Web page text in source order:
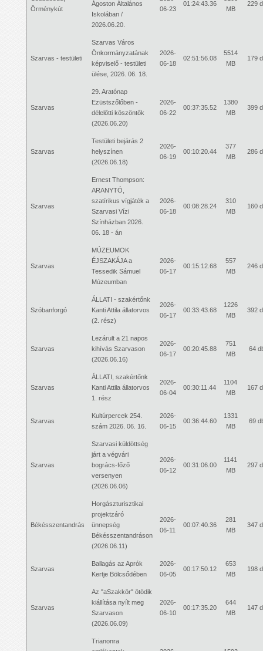
Örménykút
Ágoston Általános
Iskolában /
2026.06.20.
06-23
01:24:43.36
MB
229
Szarvas - testületi
Szarvas Város
Önkormányzatának
képviselő - testületi
ülése, 2026. 06. 18.
2026-
06-18
02:51:56.08
5514
MB
179
Szarvas
29. Aratónap
Ezüstszőlőben -
délelőtti köszöntők
(2026.06.20)
2026-
06-22
00:37:35.52
1380
MB
399
Szarvas
Testületi bejárás 2
helyszínen
(2026.06.18)
2026-
06-19
00:10:20.44
377
MB
286
Szarvas
Ernest Thompson:
ARANYTÓ,
szatírikus vígjáték a
Szarvasi Vízi
Színházban 2026.
06. 18 - án
2026-
06-18
00:08:28.24
310
MB
160
Szarvas
MÚZEUMOK
ÉJSZAKÁJA a
Tessedik Sámuel
Múzeumban
2026-
06-17
00:15:12.68
557
MB
246
Szóbanforgó
ÁLLATI - szakértőnk
Kanti Attila állatorvos
(2. rész)
2026-
06-17
00:33:43.68
1226
MB
392
Szarvas
Lezárult a 21 napos
kihívás Szarvason
(2026.06.16)
2026-
06-17
00:20:45.88
751
MB
64
Szarvas
ÁLLATI, szakértőnk
Kanti Attila állatorvos
1. rész
2026-
06-04
00:30:11.44
1104
MB
167
Szarvas
Kultúrpercek 254.
szám 2026. 06. 16.
2026-
06-15
00:36:44.60
1331
MB
69
Szarvas
Szarvasi küldöttség
járt a végvári
bogrács-főző
versenyen
(2026.06.06)
2026-
06-12
00:31:06.00
1141
MB
297
Békésszentandrás
Horgászturisztikai
projektzáró
ünnepség
Békésszentandráson
(2026.06.11)
2026-
06-11
00:07:40.36
281
MB
347
Szarvas
Ballagás az Aprók
Kertje Bölcsődében
2026-
06-05
00:17:50.12
653
MB
198
Szarvas
Az "aSzakkör" ötödik
kiállítása nyílt meg
Szarvason
(2026.06.09)
2026-
06-10
00:17:35.20
644
MB
147
Trianonra